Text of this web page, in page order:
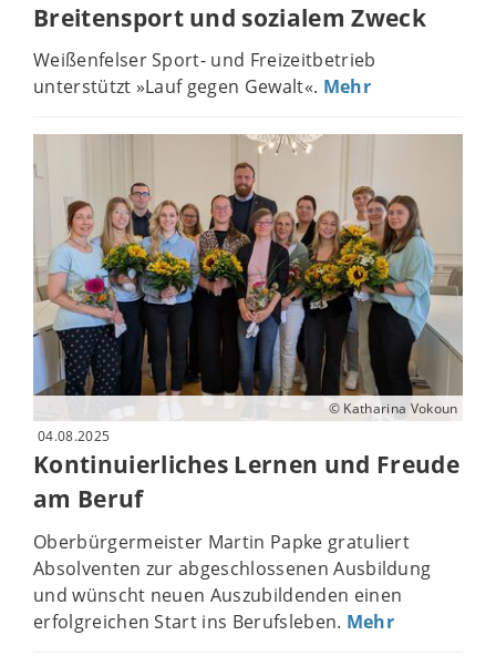
Breitensport und sozialem Zweck
Weißenfelser Sport- und Freizeitbetrieb
unterstützt »Lauf gegen Gewalt«. Mehr
© Katharina Vokoun
04.08.2025
Kontinuierliches Lernen und Freude
am Beruf
Oberbürgermeister Martin Papke gratuliert
Absolventen zur abgeschlossenen Ausbildung
und wünscht neuen Auszubildenden einen
erfolgreichen Start ins Berufsleben. Mehr